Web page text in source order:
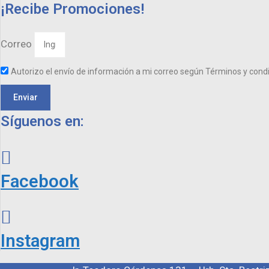
¡Recibe Promociones!
Correo
Autorizo el envío de información a mi correo según Términos y
Enviar
Síguenos en:
Facebook
Instagram